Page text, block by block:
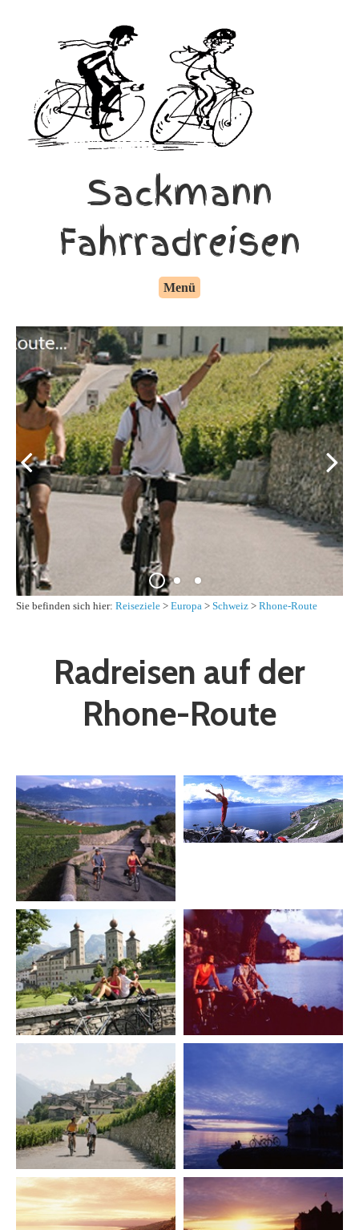
Sackmann
Fahrradreisen
Menü
Sie befinden sich hier: Reiseziele > Europa > Schweiz > Rhone-Route
Radreisen auf der
Rhone-Route